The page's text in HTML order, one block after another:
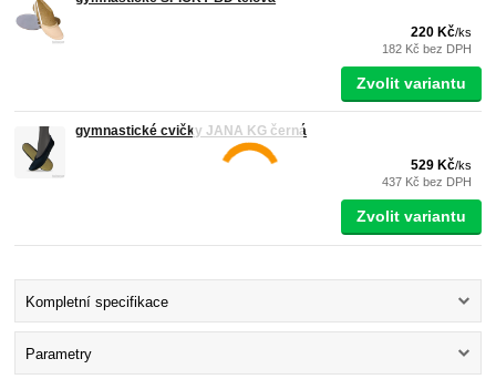
220 Kč/ks
182 Kčbez DPH
Zvolit variantu
gymnastické cvičky JANA KG černá
529 Kč/ks
437 Kčbez DPH
Zvolit variantu
Kompletní specifikace
Parametry